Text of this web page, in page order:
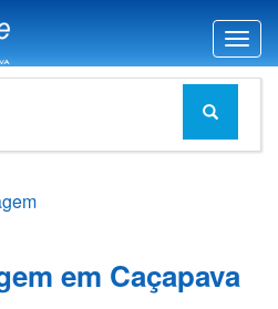
T
o
g
e
g
em Caçapava